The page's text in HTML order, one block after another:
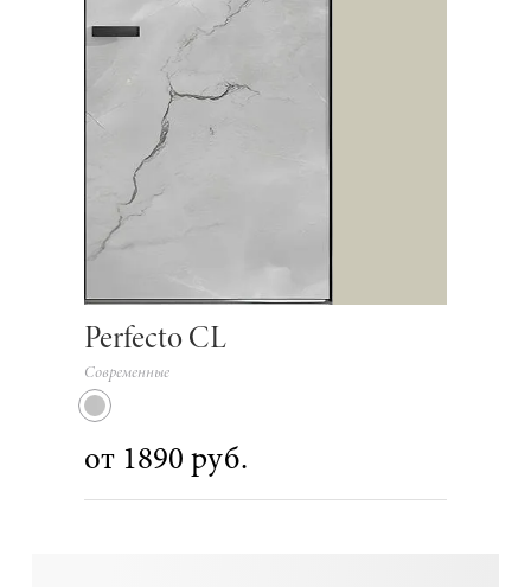
Perfecto CL
Современные
от 1890 руб.